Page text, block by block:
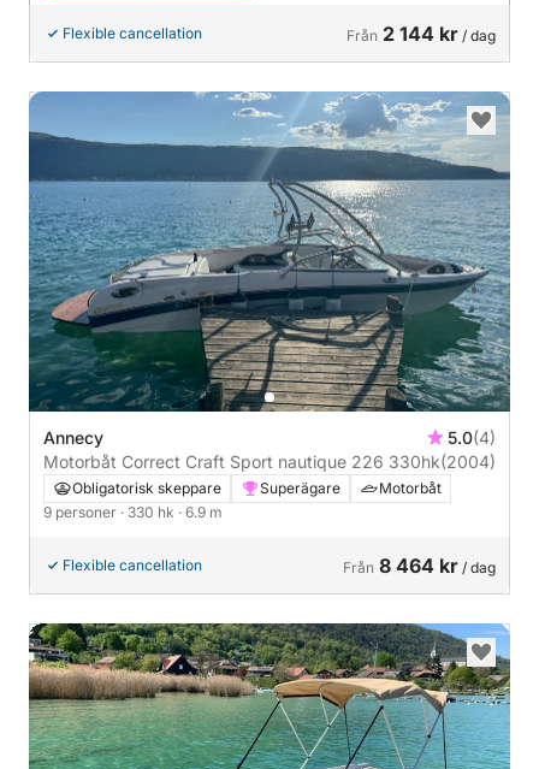
Flexible cancellation Från 2 144 kr / dag
Annecy 5.0(4)
Motorbåt Correct Craft Sport nautique 226 330hk(2004)
Obligatorisk skeppare Superägare
Motorbåt
9 personer · 330 hk · 6.9 m
Flexible cancellation Från 8 464 kr / dag